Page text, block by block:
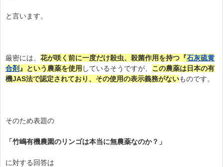
と言います。
厳密には、 花が咲く前に一度だけ殺虫、殺菌作用を持つ『石灰硫黄
合剤 』という農薬を使用 しているそうですが、 この農薬は日本の有
機JAS法で認定されており、その使用の表示義務がないものです。
そのため表題の
「竹嶋有機農園のリンゴは本当に無農薬なのか？」
に対する回答は